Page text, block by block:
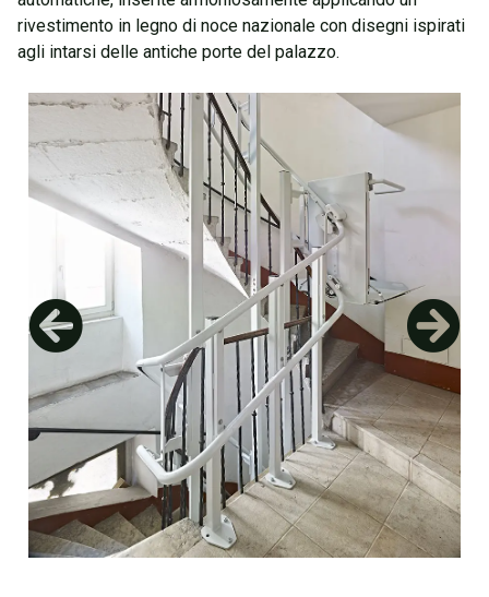
rivestimento in legno di noce nazionale con disegni ispirati
agli intarsi delle antiche porte del palazzo.